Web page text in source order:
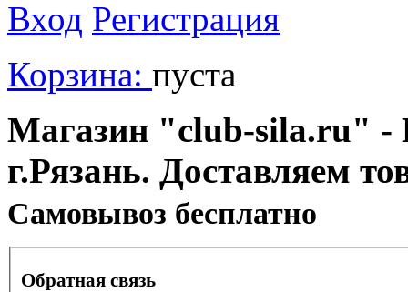
Вход Регистрация
Корзина: пуста
Магазин "club-sila.ru" -
г.Рязань. Доставляем
Cамовывоз бесплатно
Обратная связь